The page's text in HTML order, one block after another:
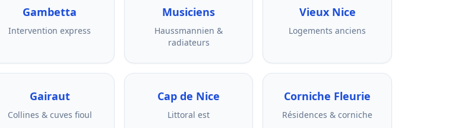
Gambetta
Intervention express
Musiciens
Haussmannien &
radiateurs
Vieux Nice
Logements anciens
Gairaut
Collines & cuves fioul
Cap de Nice
Littoral est
Corniche Fleurie
Résidences & corniche